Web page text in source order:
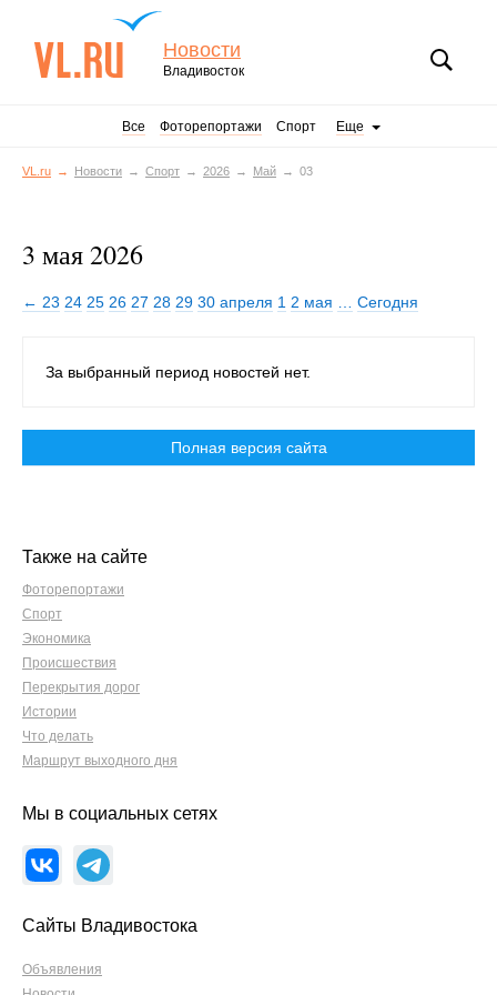
Новости
Владивосток
Все Фоторепортажи Спорт Еще
VL.ru Новости Спорт 2026 Май 03
3 мая 2026
← 23 24 25 26 27 28 29 30 апреля 1 2 мая Сегодня
За выбранный период новостей нет.
Полная версия сайта
Также на сайте
Фоторепортажи
Спорт
Экономика
Происшествия
Перекрытия дорог
Истории
Что делать
Маршрут выходного дня
Мы в социальных сетях
Сайты Владивостока
Объявления